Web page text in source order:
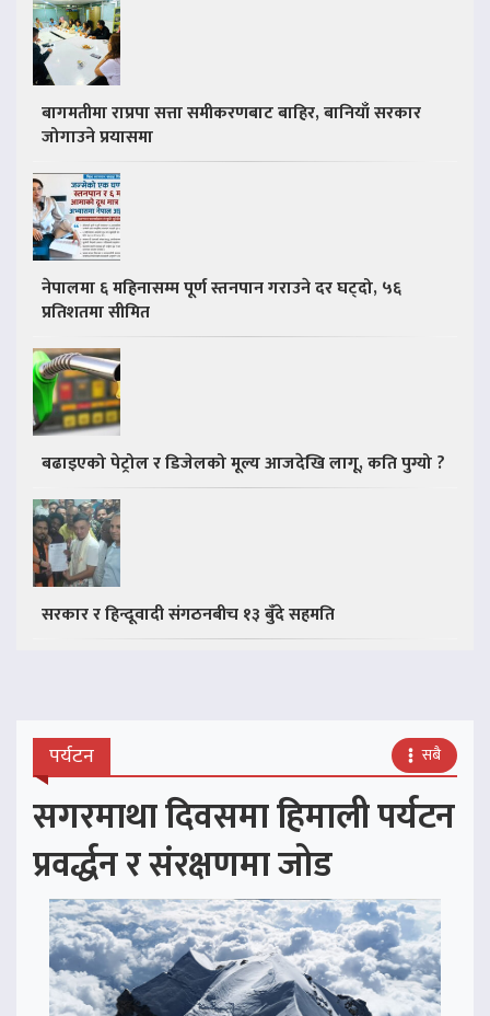
बागमतीमा राप्रपा सत्ता समीकरणबाट बाहिर, बानियाँ सरकार
जोगाउने प्रयासमा
नेपालमा ६ महिनासम्म पूर्ण स्तनपान गराउने दर घट्दो, ५६
प्रतिशतमा सीमित
बढाइएको पेट्रोल र डिजेलको मूल्य आजदेखि लागू, कति पुग्यो ?
सरकार र हिन्दूवादी संगठनबीच १३ बुँदे सहमति
पर्यटन सबै
सगरमाथा दिवसमा हिमाली पर्यटन
प्रवर्द्धन र संरक्षणमा जोड